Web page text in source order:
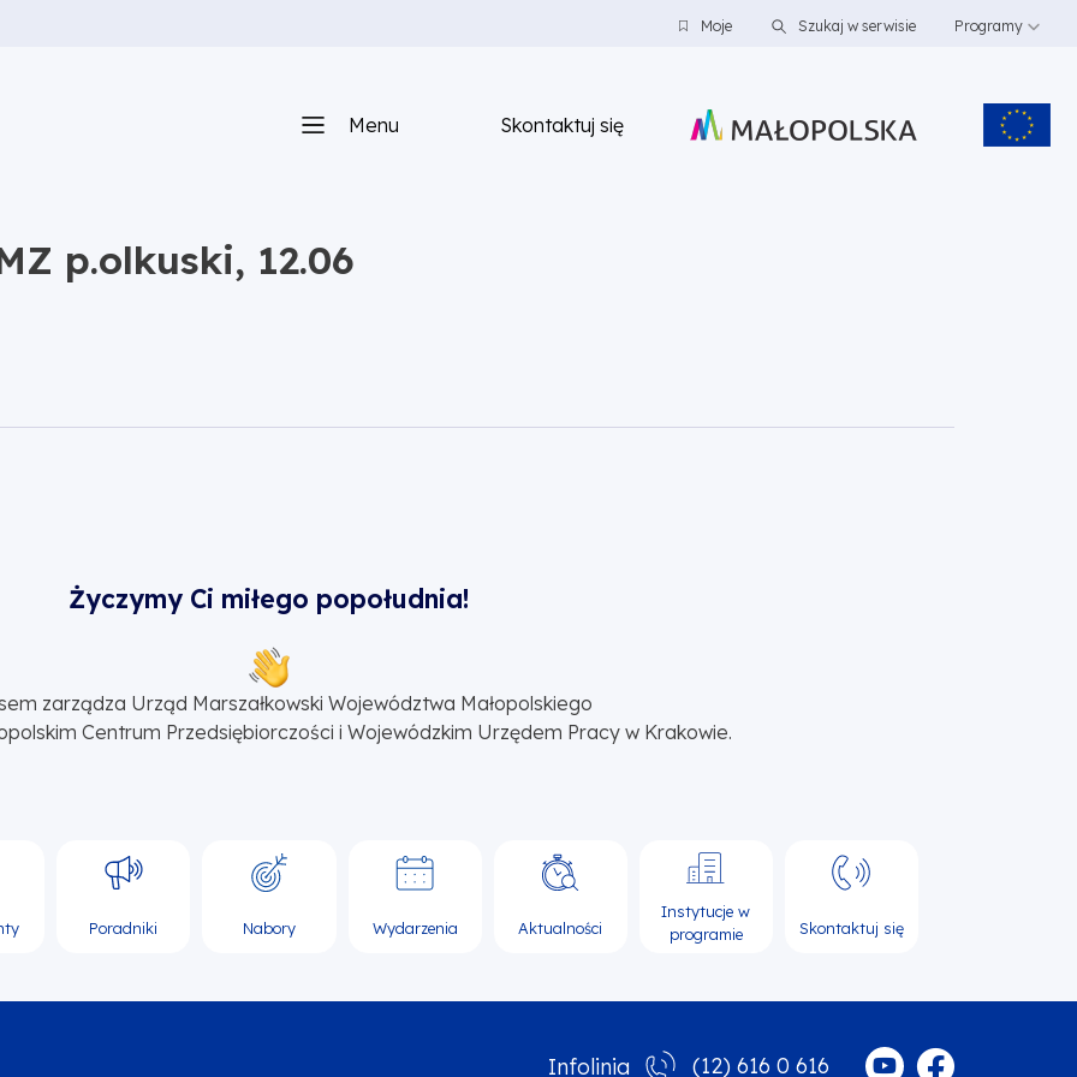
Moje Szukaj w serwisie Programy
Menu Skontaktuj się
p.olkuski, 12.06
Życzymy Ci miłego popołudnia!
zarządza Urząd Marszałkowski Województwa Małopolskiego
Centrum Przedsiębiorczości i Wojewódzkim Urzędem Pracy w Krakowie.
Poradniki Nabory Wydarzenia Aktualności
Instytucje w
programie
Skontaktuj się
Infolinia (12) 616 0 616